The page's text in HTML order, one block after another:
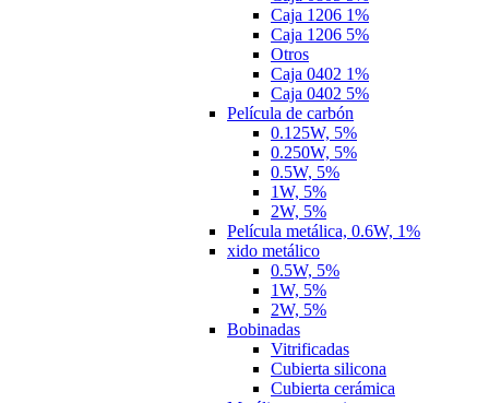
Caja 1206 1%
Caja 1206 5%
Otros
Caja 0402 1%
Caja 0402 5%
Película de carbón
0.125W, 5%
0.250W, 5%
0.5W, 5%
1W, 5%
2W, 5%
Película metálica, 0.6W, 1%
xido metálico
0.5W, 5%
1W, 5%
2W, 5%
Bobinadas
Vitrificadas
Cubierta silicona
Cubierta cerámica